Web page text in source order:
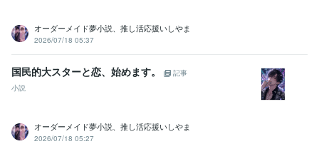
オーダーメイド夢小説、推し活応援いしやま
2026/07/18 05:37
国民的大スターと恋、始めます。
記事
小説
オーダーメイド夢小説、推し活応援いしやま
2026/07/18 05:27